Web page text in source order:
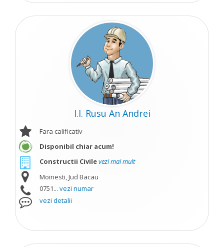
I.I. Rusu An Andrei
Fara calificativ
Disponibil chiar acum!
Constructii Civilevezi mai mult
Moinesti, Jud Bacau
0751... vezi numar
vezi detalii